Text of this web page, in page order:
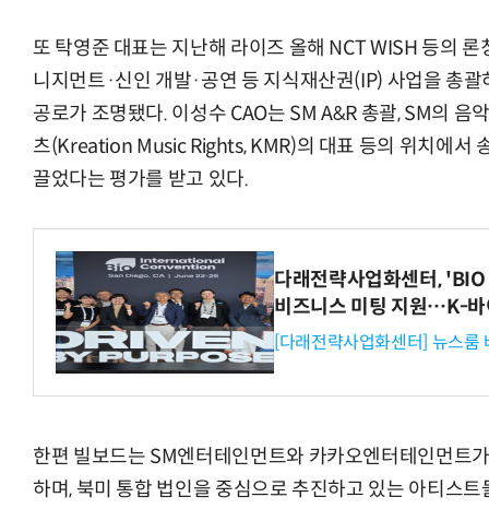
또 탁영준 대표는 지난해 라이즈 올해 NCT WISH 등의
니지먼트·신인 개발·공연 등 지식재산권(IP) 사업을 총
공로가 조명됐다. 이성수 CAO는 SM A&R 총괄, SM의 음
츠(Kreation Music Rights, KMR)의 대표 등의 위치에서
끌었다는 평가를 받고 있다.
다래전략사업화센터,
비즈니스 미팅 지원…K-바
[다래전략사업화센터] 뉴스룸
한편 빌보드는 SM엔터테인먼트와 카카오엔터테인먼트
하며, 북미 통합 법인을 중심으로 추진하고 있는 아티스